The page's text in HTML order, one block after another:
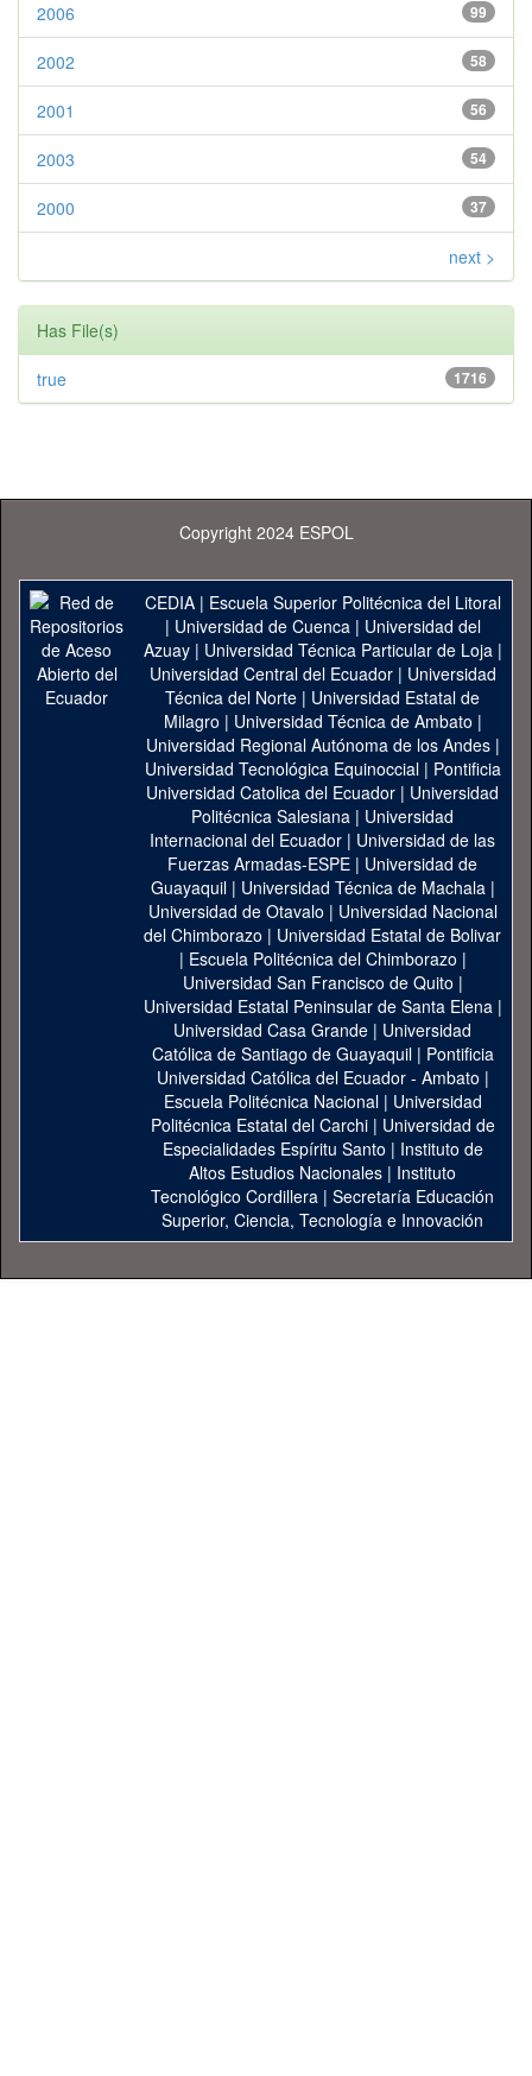
99
2006
58
2002
56
2001
54
2003
37
2000
next >
Has File(s)
1716
true
Copyright 2024 ESPOL
CEDIA| Escuela Superior Politécnica del Litoral
| Universidad de Cuenca| Universidad del
Azuay| Universidad Técnica Particular de Loja|
Universidad Central del Ecuador| Universidad
Técnica del Norte | Universidad Estatal de
Milagro | Universidad Técnica de Ambato |
Universidad Regional Autónoma de los Andes|
Universidad Tecnológica Equinoccial| Pontificia
Universidad Catolica del Ecuador | Universidad
Politécnica Salesiana | Universidad
Internacional del Ecuador | Universidad de las
Fuerzas Armadas-ESPE | Universidad de
Guayaquil| Universidad Técnica de Machala|
Universidad de Otavalo | Universidad Nacional
del Chimborazo | Universidad Estatal de Bolivar
| Escuela Politécnica del Chimborazo |
Universidad San Francisco de Quito |
Universidad Estatal Peninsular de Santa Elena|
Universidad Casa Grande | Universidad
Católica de Santiago de Guayaquil| Pontificia
Universidad Católica del Ecuador - Ambato |
Escuela Politécnica Nacional| Universidad
Politécnica Estatal del Carchi| Universidad de
Especialidades Espíritu Santo | Instituto de
Altos Estudios Nacionales | Instituto
Tecnológico Cordillera | Secretaría Educación
Superior, Ciencia, Tecnología e Innovación